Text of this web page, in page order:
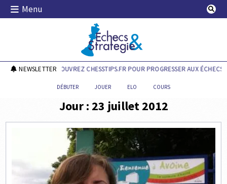
Skip
Menu
Echecs & Stratégie
NEWSLETTERDÉCOUVREZ CHESSTIPS.FR POUR PROGRESSER AUX ÉCHECS !
DÉBUTER JOUER ELO COURS
Jour : 23 juillet 2012